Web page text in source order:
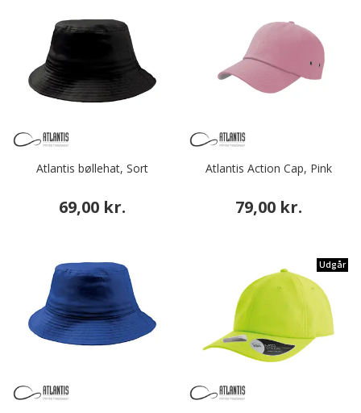
Atlantis bøllehat, Sort
69,00 kr.
Atlantis Action Cap, Pink
79,00 kr.
Udgår